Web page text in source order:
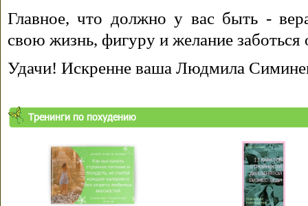
Главное, что должно у вас быть -
свою жизнь, фигуру и желание заботься
Удачи! Искренне ваша Людмила
Тренинги по похудению